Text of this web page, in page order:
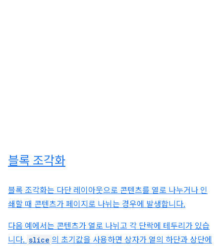
블록 조각화
블록 조각화는 다단 레이아웃으로 콘텐츠를 열로 나누거나 인
쇄할 때 콘텐츠가 페이지로 나뉘는 경우에 발생합니다.
다음 예에서는 콘텐츠가 열로 나뉘고 각 단락에 테두리가 있습
니다. slice 의 초기값을 사용하면 상자가 열의 하단과 상단에